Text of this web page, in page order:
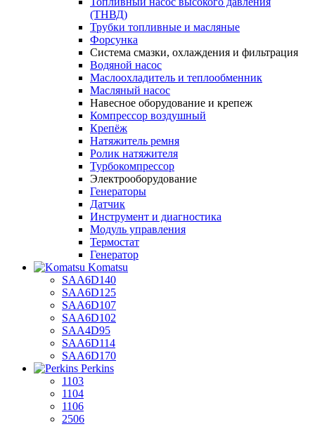
(ТНВД)
Трубки топливные и масляные
Форсунка
Система смазки, охлаждения и фильтрация
Водяной насос
Маслоохладитель и теплообменник
Масляный насос
Навесное оборудование и крепеж
Компрессор воздушный
Крепёж
Натяжитель ремня
Ролик натяжителя
Турбокомпрессор
Электрооборудование
Генераторы
Датчик
Инструмент и диагностика
Модуль управления
Термостат
Генератор
Komatsu
SAA6D140
SAA6D125
SAA6D107
SAA6D102
SAA4D95
SAA6D114
SAA6D170
Perkins
1103
1104
1106
2506